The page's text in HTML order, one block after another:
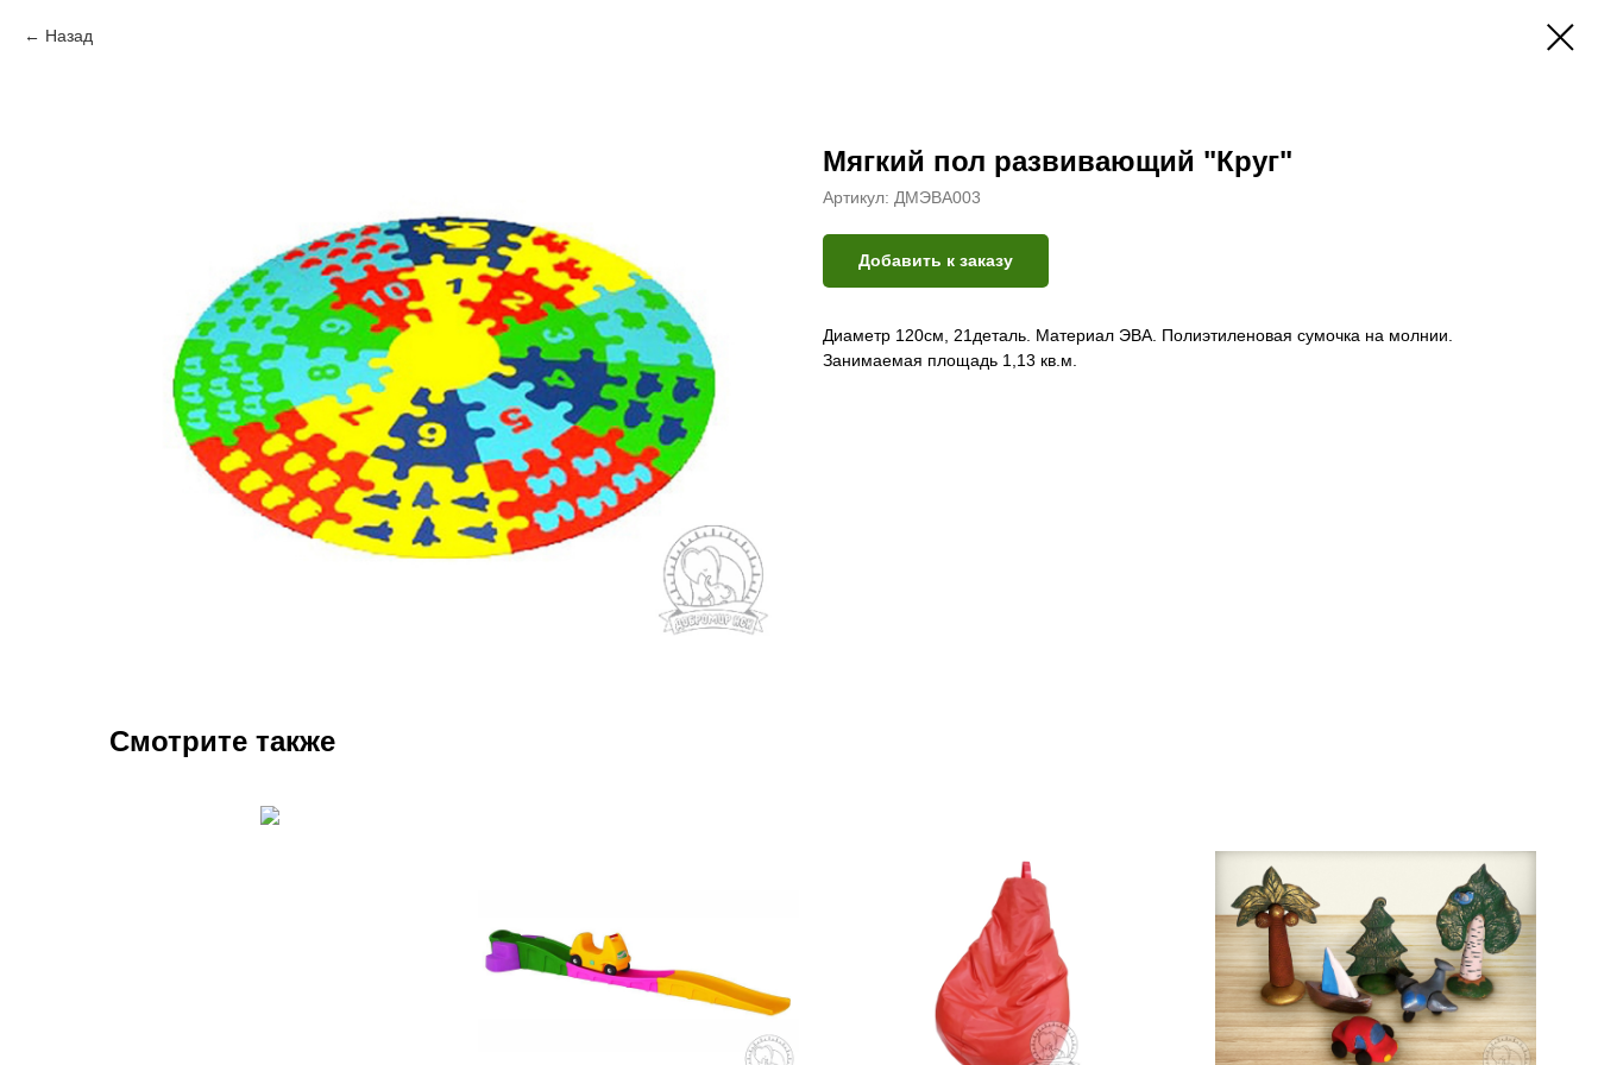
Назад
Мягкий пол развивающий "Круг"
Артикул: ДМЭВА003
Добавить к заказу
Диаметр 120см, 21деталь. Материал ЭВА. Полиэтиленовая сумочка на молнии.
Занимаемая площадь 1,13 кв.м.
Смотрите также